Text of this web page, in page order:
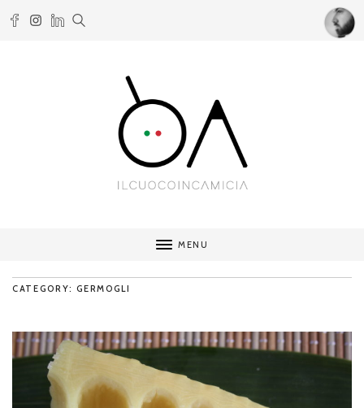
MENU
CATEGORY: GERMOGLI